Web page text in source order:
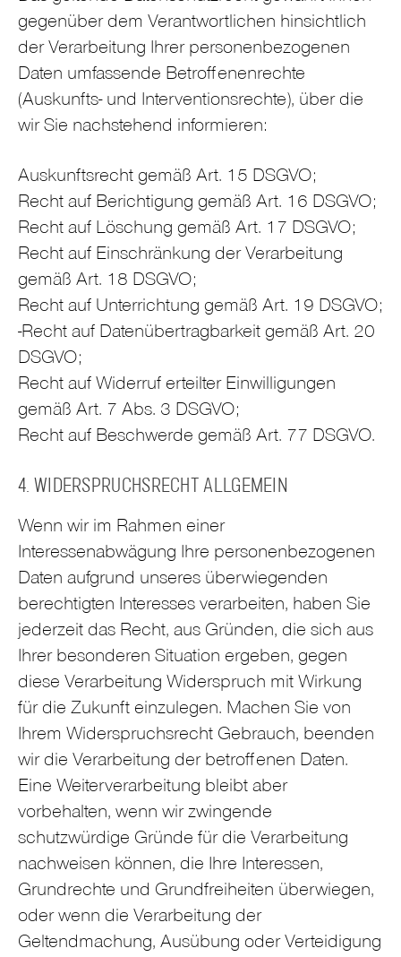
gegenüber dem Verantwortlichen hinsichtlich
der Verarbeitung Ihrer personenbezogenen
Daten umfassende Betroffenenrechte
(Auskunfts- und Interventionsrechte), über die
wir Sie nachstehend informieren:
Auskunftsrecht gemäß Art. 15 DSGVO;
Recht auf Berichtigung gemäß Art. 16 DSGVO;
Recht auf Löschung gemäß Art. 17 DSGVO;
Recht auf Einschränkung der Verarbeitung
gemäß Art. 18 DSGVO;
Recht auf Unterrichtung gemäß Art. 19 DSGVO;
-Recht auf Datenübertragbarkeit gemäß Art. 20
DSGVO;
Recht auf Widerruf erteilter Einwilligungen
gemäß Art. 7 Abs. 3 DSGVO;
Recht auf Beschwerde gemäß Art. 77 DSGVO.
4. WIDERSPRUCHSRECHT ALLGEMEIN
Wenn wir im Rahmen einer
Interessenabwägung Ihre personenbezogenen
Daten aufgrund unseres überwiegenden
berechtigten Interesses verarbeiten, haben Sie
jederzeit das Recht, aus Gründen, die sich aus
Ihrer besonderen Situation ergeben, gegen
diese Verarbeitung Widerspruch mit Wirkung
für die Zukunft einzulegen. Machen Sie von
Ihrem Widerspruchsrecht Gebrauch, beenden
wir die Verarbeitung der betroffenen Daten.
Eine Weiterverarbeitung bleibt aber
vorbehalten, wenn wir zwingende
schutzwürdige Gründe für die Verarbeitung
nachweisen können, die Ihre Interessen,
Grundrechte und Grundfreiheiten überwiegen,
oder wenn die Verarbeitung der
Geltendmachung, Ausübung oder Verteidigung